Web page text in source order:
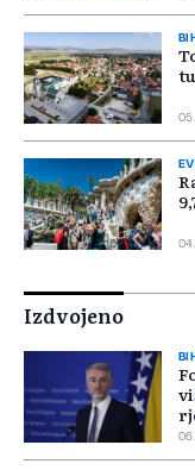
BIH
Izdvojeno
BIH